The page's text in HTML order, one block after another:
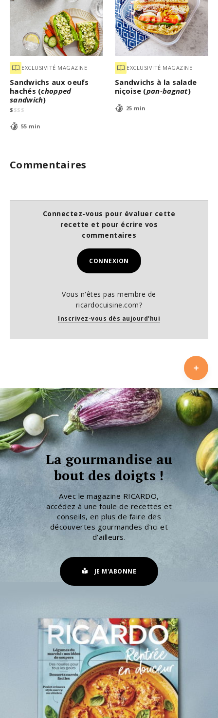
EXCLUSIVITÉ MAGAZINE
Sandwichs aux oeufs
hachés (chopped
sandwich)
$ $$ $
55 min
EXCLUSIVITÉ MAGAZINE
Sandwichs à la salade
niçoise (pan-bagnat)
25 min
Commentaires
Connectez-vous pour évaluer cette
recette et pour écrire vos
commentaires
CONNEXION
Vous n'êtes pas membre de
ricardocuisine.com?
Inscrivez-vous dès aujourd'hui
La gourmandise au
bout des doigts !
Avec le magazine RICARDO,
accédez à une foule de recettes et
conseils, en plus de faire des
découvertes gourmandes d’ici et
d’ailleurs.
JE M'ABONNE